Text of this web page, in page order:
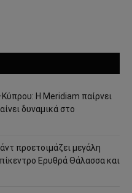
Η Meridiam παίρνει
δυναμικά στο
προετοιμάζει μεγάλη
Ερυθρά Θάλασσα και